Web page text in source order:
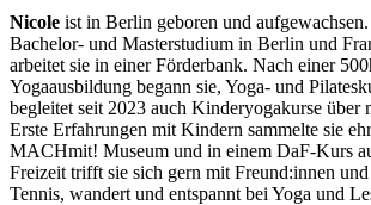
Nicole ist in Berlin geboren und
Bachelor- und Masterstudium in Berlin und
arbeitet sie in einer Förderbank. Nach einer
Yogaausbildung begann sie, Yoga- und
begleitet seit 2023 auch Kinderyogakurse über
Erste Erfahrungen mit Kindern sammelte sie
MACHmit! Museum und in einem DaF-Kurs
Freizeit trifft sie sich gern mit Freund:innen
Tennis, wandert und entspannt bei Yoga und